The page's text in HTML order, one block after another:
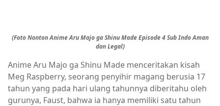
(Foto Nonton Anime Aru Majo ga Shinu Made Episode 4 Sub Indo Aman
dan Legal)
Anime Aru Majo ga Shinu Made menceritakan kisah
Meg Raspberry, seorang penyihir magang berusia 17
tahun yang pada hari ulang tahunnya diberitahu oleh
gurunya, Faust, bahwa ia hanya memiliki satu tahun